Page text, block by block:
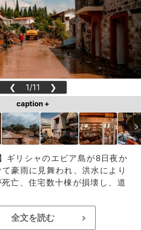
❮ 1/11 ❯
caption +
ギリシャのエビア島が8日夜か
豪雨に見舞われ、洪水により
亡、住宅数十棟が損壊し、道
全文を読む >